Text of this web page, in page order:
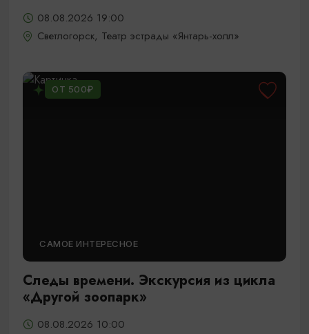
08.08.2026 19:00
Светлогорск, Театр эстрады «Янтарь-холл»
ОТ 500₽
САМОЕ ИНТЕРЕСНОЕ
Следы времени. Экскурсия из цикла
«Другой зоопарк»
08.08.2026 10:00